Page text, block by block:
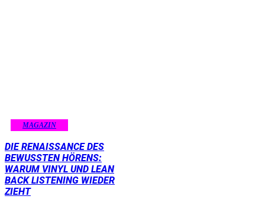
MAGAZIN
DIE RENAISSANCE DES
BEWUSSTEN HÖRENS:
WARUM VINYL UND LEAN
BACK LISTENING WIEDER
ZIEHT